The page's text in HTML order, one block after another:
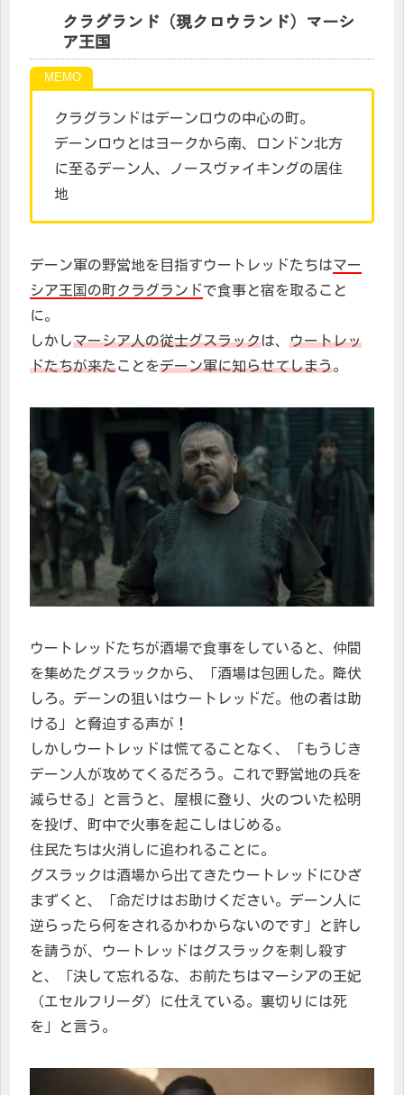
クラグランド（現クロウランド）マーシ
ア王国
クラグランドはデーンロウの中心の町。
デーンロウとはヨークから南、ロンドン北方
に至るデーン人、ノースヴァイキングの居住
地
デーン軍の野営地を目指すウートレッドたちはマー
シア王国の町クラグランドで食事と宿を取ること
に。
しかしマーシア人の従士グスラックは、 ウートレッ
ドたちが来たことをデーン軍に知らせてしまう。
ウートレッドたちが酒場で食事をしていると、仲間
を集めたグスラックから、「酒場は包囲した。降伏
しろ。デーンの狙いはウートレッドだ。他の者は助
ける」と脅迫する声が！
しかしウートレッドは慌てることなく、「もうじき
デーン人が攻めてくるだろう。これで野営地の兵を
減らせる」と言うと、屋根に登り、火のついた松明
を投げ、町中で火事を起こしはじめる。
住民たちは火消しに追われることに。
グスラックは酒場から出てきたウートレッドにひざ
まずくと、「命だけはお助けください。デーン人に
逆らったら何をされるかわからないのです」と許し
を請うが、ウートレッドはグスラックを刺し殺す
と、「決して忘れるな、お前たちはマーシアの王妃
（エセルフリーダ）に仕えている。裏切りには死
を」と言う。